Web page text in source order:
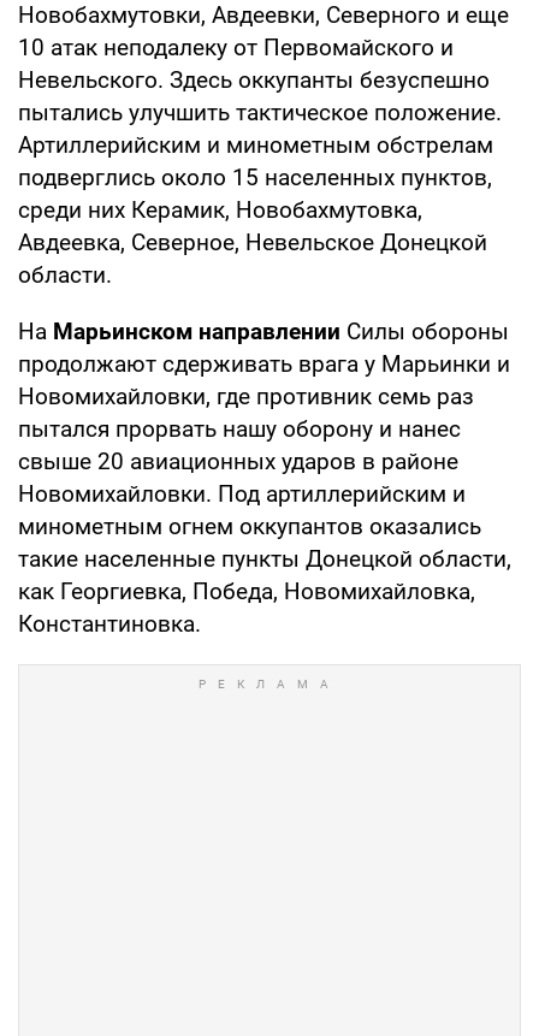
Новобахмутовки, Авдеевки, Северного и еще
10 атак неподалеку от Первомайского и
Невельского. Здесь оккупанты безуспешно
пытались улучшить тактическое положение.
Артиллерийским и минометным обстрелам
подверглись около 15 населенных пунктов,
среди них Керамик, Новобахмутовка,
Авдеевка, Северное, Невельское Донецкой
области.
На Марьинском направлении Силы обороны
продолжают сдерживать врага у Марьинки и
Новомихайловки, где противник семь раз
пытался прорвать нашу оборону и нанес
свыше 20 авиационных ударов в районе
Новомихайловки. Под артиллерийским и
минометным огнем оккупантов оказались
такие населенные пункты Донецкой области,
как Георгиевка, Победа, Новомихайловка,
Константиновка.